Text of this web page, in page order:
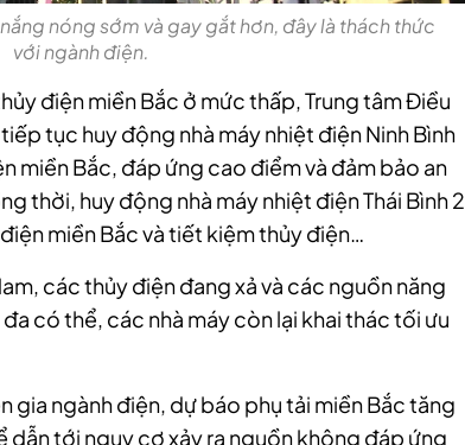
nóng sớm và gay gắt hơn, đây là thách thức
với ngành điện.
điện miền Bắc ở mức thấp, Trung tâm Điều
tục huy động nhà máy nhiệt điện Ninh Bình
miền Bắc, đáp ứng cao điểm và đảm bảo an
thời, huy động nhà máy nhiệt điện Thái Bình 2
miền Bắc và tiết kiệm thủy điện…
các thủy điện đang xả và các nguồn năng
có thể, các nhà máy còn lại khai thác tối ưu
gia ngành điện, dự báo phụ tải miền Bắc tăng
dẫn tới nguy cơ xảy ra nguồn không đáp ứng